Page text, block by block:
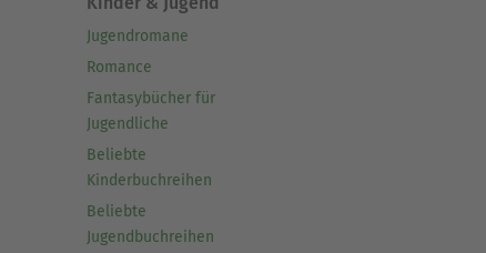
Jugendromane
Romance
Fantasybücher für
Jugendliche
Beliebte
Kinderbuchreihen
Beliebte
Jugendbuchreihen